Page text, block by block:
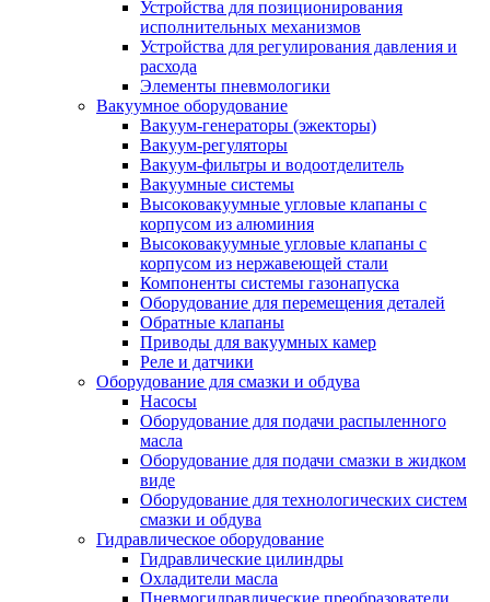
Устройства для позиционирования
исполнительных механизмов
Устройства для регулирования давления и
расхода
Элементы пневмологики
Вакуумное оборудование
Вакуум-генераторы (эжекторы)
Вакуум-регуляторы
Вакуум-фильтры и водоотделитель
Вакуумные системы
Высоковакуумные угловые клапаны с
корпусом из алюминия
Высоковакуумные угловые клапаны с
корпусом из нержавеющей стали
Компоненты системы газонапуска
Оборудование для перемещения деталей
Обратные клапаны
Приводы для вакуумных камер
Реле и датчики
Оборудование для смазки и обдува
Насосы
Оборудование для подачи распыленного
масла
Оборудование для подачи смазки в жидком
виде
Оборудование для технологических систем
смазки и обдува
Гидравлическое оборудование
Гидравлические цилиндры
Охладители масла
Пневмогидравлические преобразователи